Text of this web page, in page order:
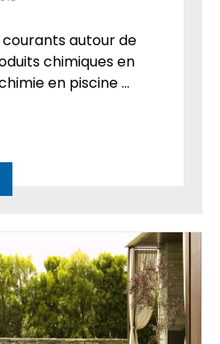
autour de
chimiques en
en piscine ...